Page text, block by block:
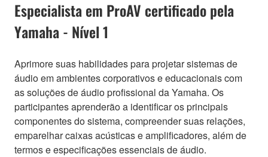
Especialista em ProAV certificado pela
Yamaha - Nível 1
Aprimore suas habilidades para projetar sistemas de
áudio em ambientes corporativos e educacionais com
as soluções de áudio profissional da Yamaha. Os
participantes aprenderão a identificar os principais
componentes do sistema, compreender suas relações,
emparelhar caixas acústicas e amplificadores, além de
termos e especificações essenciais de áudio.